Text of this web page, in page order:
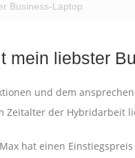
Business-Laptop
mein liebster
und dem
Zeitalter der Hybridarbeit
hat einen Einstiegspreis